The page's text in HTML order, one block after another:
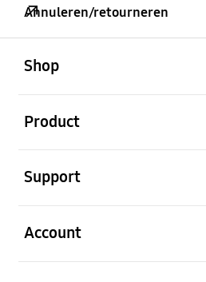
Annuleren/retourneren
Shop
Product
Support
Account